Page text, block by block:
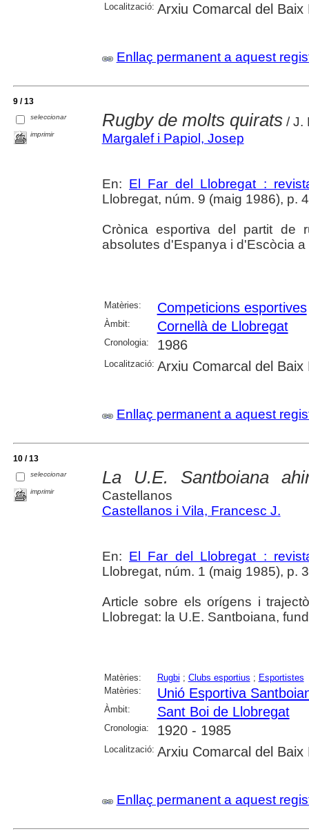
Localització: Arxiu Comarcal del Baix
Enllaç permanent a aquest
9 / 13
seleccionar
imprimir
Rugby de molts quirats/ J.
Margalef i Papiol, Josep
En: El Far del Llobregat :
Llobregat, núm. 9 (maig 1986), p.
Crònica esportiva del partit de
absolutes d'Espanya i d'Escòcia
Matèries: Competicions esportives
Àmbit: Cornellà de Llobregat
Cronologia: 1986
Localització: Arxiu Comarcal del Baix
Enllaç permanent a aquest
10 / 13
seleccionar
imprimir
La U.E. Santboiana
Castellanos
Castellanos i Vila, Francesc J.
En: El Far del Llobregat :
Llobregat, núm. 1 (maig 1985), p.
Article sobre els orígens i
Llobregat: la U.E. Santboiana,
Matèries: Rugbi ; Clubs esportius ; Esportistes
Matèries:
Unió Esportiva
Àmbit: Sant Boi de Llobregat
Cronologia: 1920 - 1985
Localització: Arxiu Comarcal del Baix
Enllaç permanent a aquest